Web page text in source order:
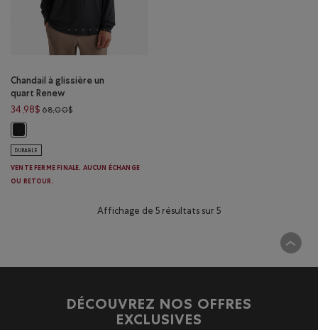
Chandail à glissière un
quart Renew
34,98$ 68,00$Prix réduit de 68,00$ à 34,98$
DURABLE
VENTE FERME FINALE. AUCUN ÉCHANGE
OU RETOUR.
Affichage de 5 résultats sur 5
DÉCOUVREZ NOS OFFRES
EXCLUSIVES